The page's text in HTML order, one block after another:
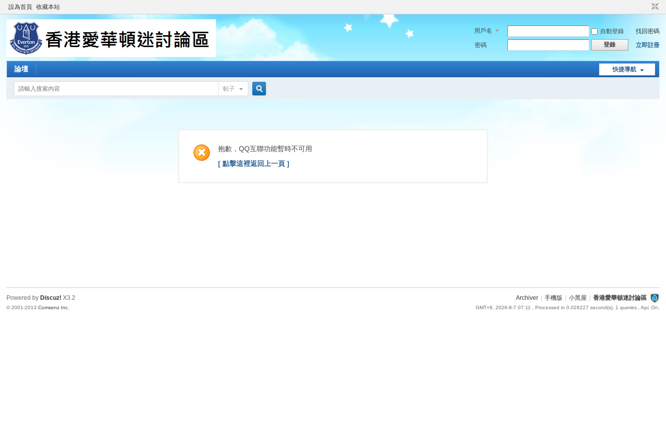
設為首頁 收藏本站
用戶名 自動登錄
找回密碼
密碼
登錄 立即註冊
快捷導航
論壇
帖子
索
抱歉，QQ互聯功能暫時不可用
[ 點擊這裡返回上一頁 ]
Archiver 手機版 小黑屋 香港愛華頓迷討論區
GMT+8, 2026-8-7 07:11 , Processed in 0.026227 second(s), 1 queries , Apc On.
Powered by Discuz! X3.2
© 2001-2013Comsenz Inc.